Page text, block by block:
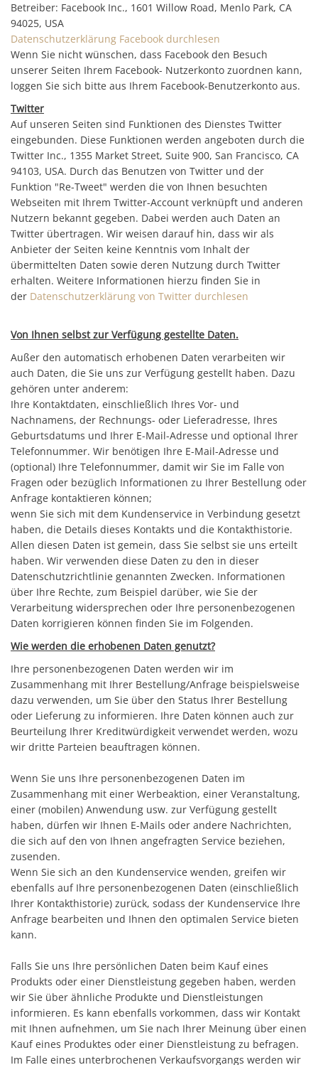
Betreiber: Facebook Inc., 1601 Willow Road, Menlo Park, CA
94025, USA
Datenschutzerklärung Facebook durchlesen
Wenn Sie nicht wünschen, dass Facebook den Besuch
unserer Seiten Ihrem Facebook- Nutzerkonto zuordnen kann,
loggen Sie sich bitte aus Ihrem Facebook-Benutzerkonto aus.
Twitter
Auf unseren Seiten sind Funktionen des Dienstes Twitter
eingebunden. Diese Funktionen werden angeboten durch die
Twitter Inc., 1355 Market Street, Suite 900, San Francisco, CA
94103, USA. Durch das Benutzen von Twitter und der
Funktion "Re-Tweet" werden die von Ihnen besuchten
Webseiten mit Ihrem Twitter-Account verknüpft und anderen
Nutzern bekannt gegeben. Dabei werden auch Daten an
Twitter übertragen. Wir weisen darauf hin, dass wir als
Anbieter der Seiten keine Kenntnis vom Inhalt der
übermittelten Daten sowie deren Nutzung durch Twitter
erhalten. Weitere Informationen hierzu finden Sie in
der Datenschutzerklärung von Twitter durchlesen
Von Ihnen selbst zur Verfügung gestellte Daten.
Außer den automatisch erhobenen Daten verarbeiten wir
auch Daten, die Sie uns zur Verfügung gestellt haben. Dazu
gehören unter anderem:
Ihre Kontaktdaten, einschließlich Ihres Vor- und
Nachnamens, der Rechnungs- oder Lieferadresse, Ihres
Geburtsdatums und Ihrer E-Mail-Adresse und optional Ihrer
Telefonnummer. Wir benötigen Ihre E-Mail-Adresse und
(optional) Ihre Telefonnummer, damit wir Sie im Falle von
Fragen oder bezüglich Informationen zu Ihrer Bestellung oder
Anfrage kontaktieren können;
wenn Sie sich mit dem Kundenservice in Verbindung gesetzt
haben, die Details dieses Kontakts und die Kontakthistorie.
Allen diesen Daten ist gemein, dass Sie selbst sie uns erteilt
haben. Wir verwenden diese Daten zu den in dieser
Datenschutzrichtlinie genannten Zwecken. Informationen
über Ihre Rechte, zum Beispiel darüber, wie Sie der
Verarbeitung widersprechen oder Ihre personenbezogenen
Daten korrigieren können finden Sie im Folgenden.
Wie werden die erhobenen Daten genutzt?
Ihre personenbezogenen Daten werden wir im
Zusammenhang mit Ihrer Bestellung/Anfrage beispielsweise
dazu verwenden, um Sie über den Status Ihrer Bestellung
oder Lieferung zu informieren. Ihre Daten können auch zur
Beurteilung Ihrer Kreditwürdigkeit verwendet werden, wozu
wir dritte Parteien beauftragen können.
Wenn Sie uns Ihre personenbezogenen Daten im
Zusammenhang mit einer Werbeaktion, einer Veranstaltung,
einer (mobilen) Anwendung usw. zur Verfügung gestellt
haben, dürfen wir Ihnen E-Mails oder andere Nachrichten,
die sich auf den von Ihnen angefragten Service beziehen,
zusenden.
Wenn Sie sich an den Kundenservice wenden, greifen wir
ebenfalls auf Ihre personenbezogenen Daten (einschließlich
Ihrer Kontakthistorie) zurück, sodass der Kundenservice Ihre
Anfrage bearbeiten und Ihnen den optimalen Service bieten
kann.
Falls Sie uns Ihre persönlichen Daten beim Kauf eines
Produkts oder einer Dienstleistung gegeben haben, werden
wir Sie über ähnliche Produkte und Dienstleistungen
informieren. Es kann ebenfalls vorkommen, dass wir Kontakt
mit Ihnen aufnehmen, um Sie nach Ihrer Meinung über einen
Kauf eines Produktes oder einer Dienstleistung zu befragen.
Im Falle eines unterbrochenen Verkaufsvorgangs werden wir